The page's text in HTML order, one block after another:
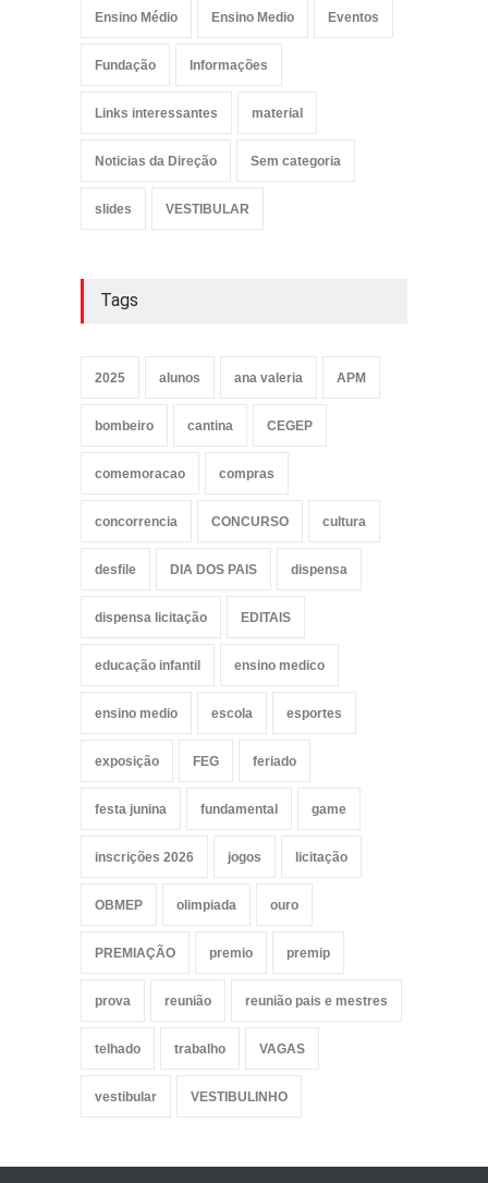
Ensino Médio Ensino Medio Eventos
Fundação Informações
Links interessantes material
Noticias da Direção Sem categoria
slides VESTIBULAR
Tags
2025 alunos ana valeria APM
bombeiro cantina CEGEP
comemoracao compras
concorrencia CONCURSO cultura
desfile DIA DOS PAIS dispensa
dispensa licitação EDITAIS
educação infantil ensino medico
ensino medio escola esportes
exposição FEG feriado
festa junina fundamental game
inscrições 2026 jogos licitação
OBMEP olimpiada ouro
PREMIAÇÃO premio premip
prova reunião reunião pais e mestres
telhado trabalho VAGAS
vestibular VESTIBULINHO